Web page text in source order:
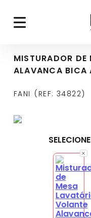
MISTURADOR
ALAVANCA
FANI REF: 34822